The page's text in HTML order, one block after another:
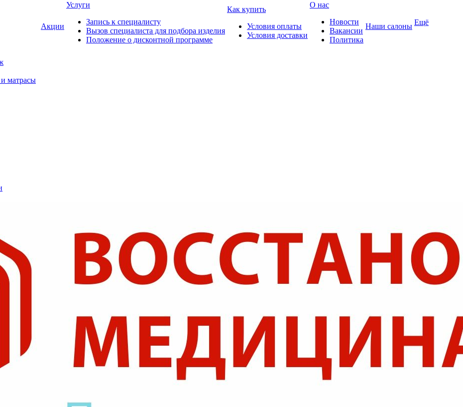
матрасы
Акции
Услуги
Запись к специалисту
Вызов специалиста для подбора изделия
Положение о дисконтной программе
Как купить
Условия оплаты
Условия доставки
О нас
Новости
Вакансии
Политика
Наши салоны Ещё